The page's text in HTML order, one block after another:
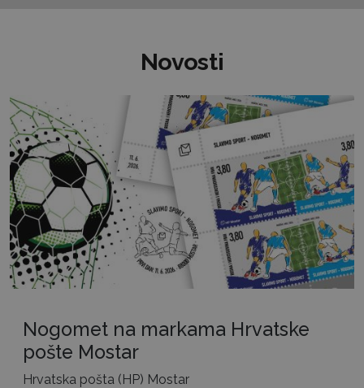
Novosti
Nogomet na markama Hrvatske
pošte Mostar
Hrvatska pošta (HP) Mostar